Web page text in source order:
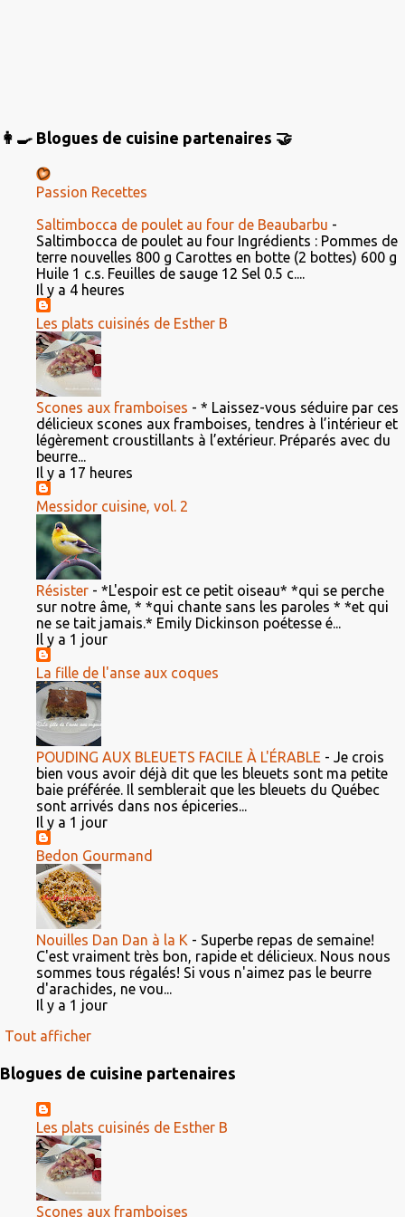
👩‍🍳 Blogues de cuisine partenaires 🤝
Passion Recettes
Saltimbocca de poulet au four de Beaubarbu -
Saltimbocca de poulet au four Ingrédients : Pommes de
terre nouvelles 800 g Carottes en botte (2 bottes) 600 g
Huile 1 c.s. Feuilles de sauge 12 Sel 0.5 c....
Il y a 4 heures
Les plats cuisinés de Esther B
Scones aux framboises - * Laissez-vous séduire par ces
délicieux scones aux framboises, tendres à l’intérieur et
légèrement croustillants à l’extérieur. Préparés avec du
beurre...
Il y a 17 heures
Messidor cuisine, vol. 2
Résister - *L'espoir est ce petit oiseau* *qui se perche
sur notre âme, * *qui chante sans les paroles * *et qui
ne se tait jamais.* Emily Dickinson poétesse é...
Il y a 1 jour
La fille de l'anse aux coques
POUDING AUX BLEUETS FACILE À L'ÉRABLE - Je crois
bien vous avoir déjà dit que les bleuets sont ma petite
baie préférée. Il semblerait que les bleuets du Québec
sont arrivés dans nos épiceries...
Il y a 1 jour
Bedon Gourmand
Nouilles Dan Dan à la K - Superbe repas de semaine!
C'est vraiment très bon, rapide et délicieux. Nous nous
sommes tous régalés! Si vous n'aimez pas le beurre
d'arachides, ne vou...
Il y a 1 jour
Tout afficher
Blogues de cuisine partenaires
Les plats cuisinés de Esther B
Scones aux framboises